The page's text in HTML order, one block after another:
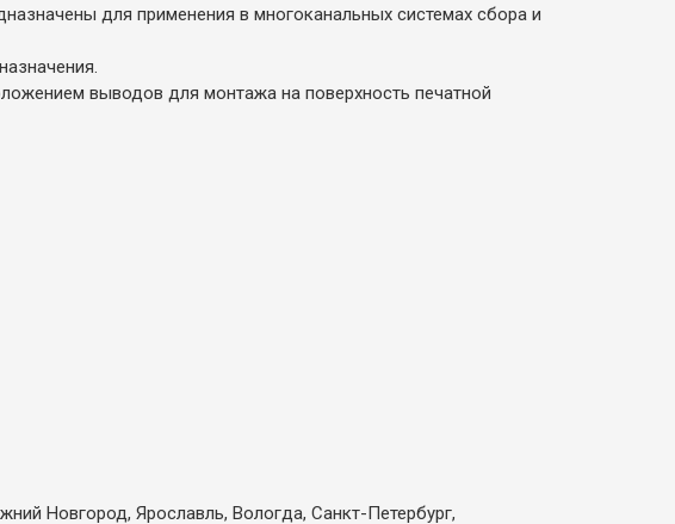
для применения в многоканальных системах сбора и
выводов для монтажа на поверхность печатной
Новгород, Ярославль, Вологда, Санкт-Петербург,